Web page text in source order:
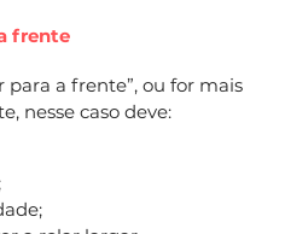
frente
para a frente”, ou for mais
nesse caso deve: